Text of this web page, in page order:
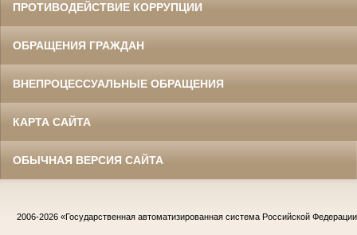
ПРОТИВОДЕЙСТВИЕ КОРРУПЦИИ
ОБРАЩЕНИЯ ГРАЖДАН
ВНЕПРОЦЕССУАЛЬНЫЕ ОБРАЩЕНИЯ
КАРТА САЙТА
ОБЫЧНАЯ ВЕРСИЯ САЙТА
2006-2026 «Государственная автоматизированная система Российской